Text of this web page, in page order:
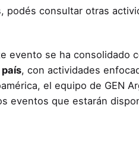
podés consultar otras
evento se ha consolidado
, con actividades
el equipo de GEN
eventos que estarán